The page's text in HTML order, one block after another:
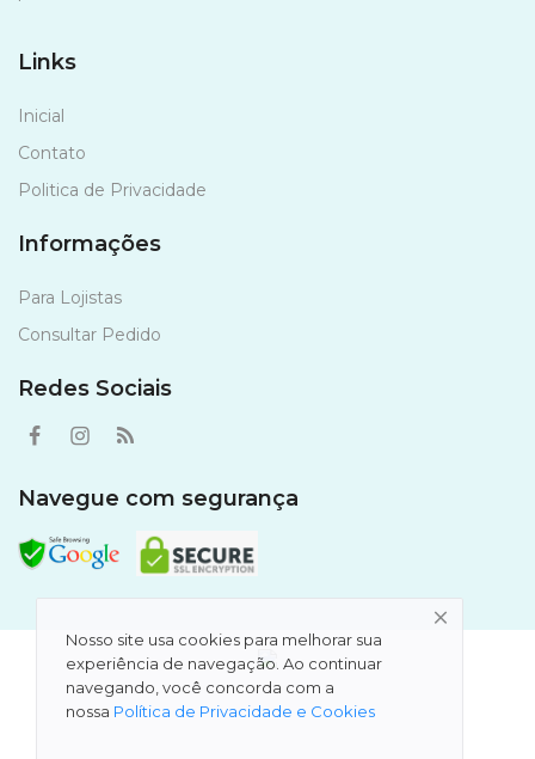
Links
Inicial
Contato
Politica de Privacidade
Informações
Para Lojistas
Consultar Pedido
Redes Sociais
Navegue com segurança
Nosso site usa cookies para melhorar sua
experiência de navegação. Ao continuar
navegando, você concorda com a
nossa Política de Privacidade e Cookies